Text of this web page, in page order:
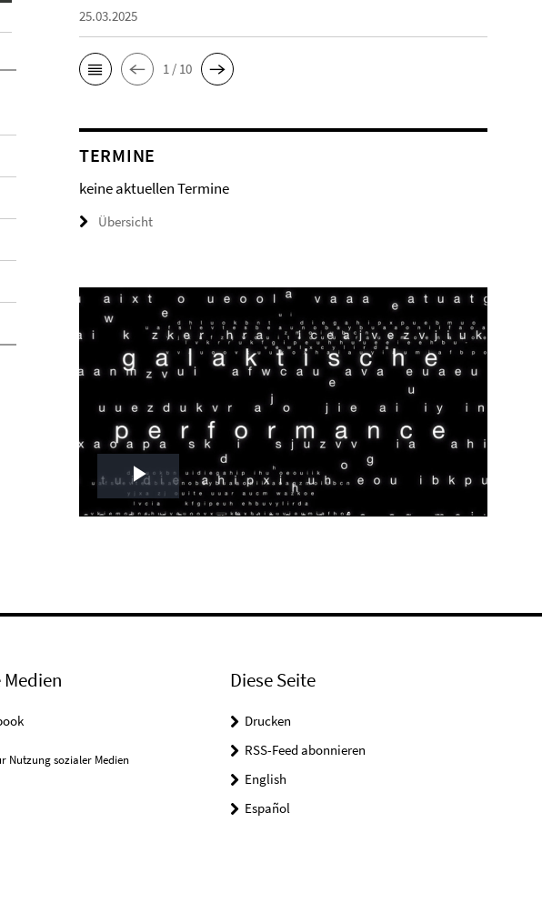
25.03.2025
1 / 10
TERMINE
keine aktuellen Termine
Übersicht
Play
Medien
Nutzung sozialer Medien
Diese Seite
Drucken
RSS-Feed abonnieren
English
Español